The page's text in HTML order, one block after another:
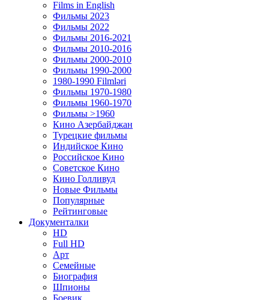
Films in English
Фильмы 2023
Фильмы 2022
Фильмы 2016-2021
Фильмы 2010-2016
Фильмы 2000-2010
Фильмы 1990-2000
1980-1990 Filmləri
Фильмы 1970-1980
Фильмы 1960-1970
Фильмы >1960
Кино Азербайджан
Турецкие фильмы
Индийское Кино
Российское Кино
Советское Кино
Кино Голливуд
Новые Фильмы
Популярные
Рейтинговые
Документалки
HD
Full HD
Арт
Семейные
Биография
Шпионы
Боевик